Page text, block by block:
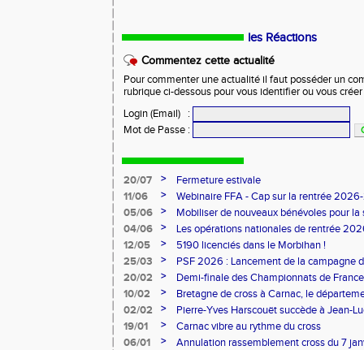
les Réactions
Commentez cette actualité
Pour commenter une actualité il faut posséder un
rubrique ci-dessous pour vous identifier ou vous
Login (Email)
:
Mot de Passe :
20/07 >
Fermeture estivale
11/06
>
Webinaire FFA - Cap sur la rentrée
05/06
>
Mobiliser de nouveaux bénévoles pour
04/06
>
Les opérations nationales de rentrée
12/05
>
5190 licenciés dans le Morbihan !
25/03
>
PSF 2026 : Lancement de la campagne
20/02
>
Demi-finale des Championnats de
10/02
>
Bretagne de cross à Carnac, le
l'honneur
02/02 >
Pierre-Yves Harscouët succède à Jean-
comité du Morbihan
19/01 >
Carnac vibre au rythme du cross
06/01
>
Annulation rassemblement cross du 7